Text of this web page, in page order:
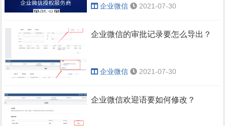
企业微信 2021-07-30
企业微信的审批记录要怎么导出？
企业微信 2021-07-30
企业微信欢迎语要如何修改？